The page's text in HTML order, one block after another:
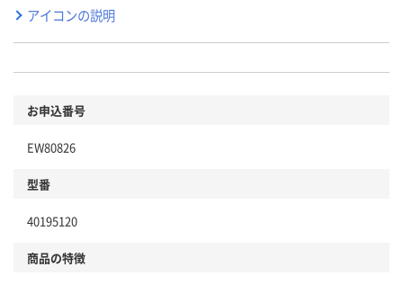
アイコンの説明
お申込番号
EW80826
型番
40195120
商品の特徴